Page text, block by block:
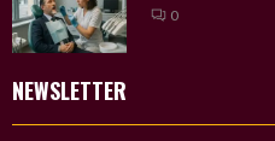
0
NEWSLETTER